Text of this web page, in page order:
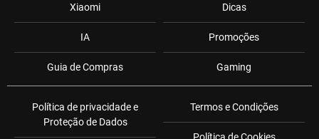
Xiaomi
IA
Guia de Compras
Dicas
Promoções
Gaming
Política de privacidade e
Proteção de Dados
Termos e Condições
Política de Cookies